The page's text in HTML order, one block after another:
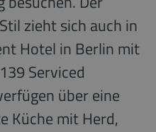
zieht sich auch in
Hotel in Berlin mit
Serviced
über eine
Küche mit Herd,